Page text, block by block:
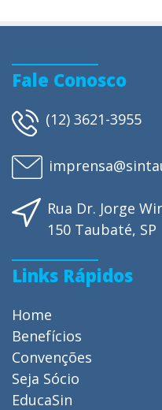
Fale Conosco
(12) 3621-3955
Rua Dr. Jorge
150 Taubaté, SP
Links Rápidos
Home
Benefícios
Convenções
Seja Sócio
EducaSin